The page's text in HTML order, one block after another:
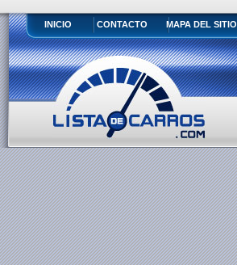
INICIO CONTACTO MAPA DEL SITIO